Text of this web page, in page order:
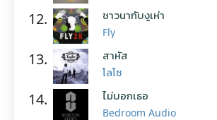
12. ชาวนากับงูเห่า
Fly
13. สาหัส
โลโซ
14. ไม่บอกเธอ
Bedroom Audio